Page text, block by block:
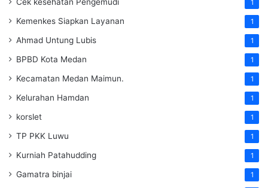
1
Kemenkes Siapkan Layanan 1
Ahmad Untung Lubis 1
BPBD Kota Medan 1
Kecamatan Medan Maimun. 1
Kelurahan Hamdan 1
korslet 1
TP PKK Luwu 1
Kurniah Patahudding 1
Gamatra binjai 1